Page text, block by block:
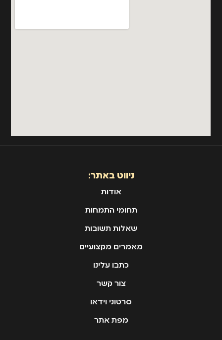
ניווט באתר:
אודות
תחומי התמחות
שאלות תשובות
מאמרים מקצועיים
כתבו עלינו
צור קשר
סרטוני וידאו
מפת אתר